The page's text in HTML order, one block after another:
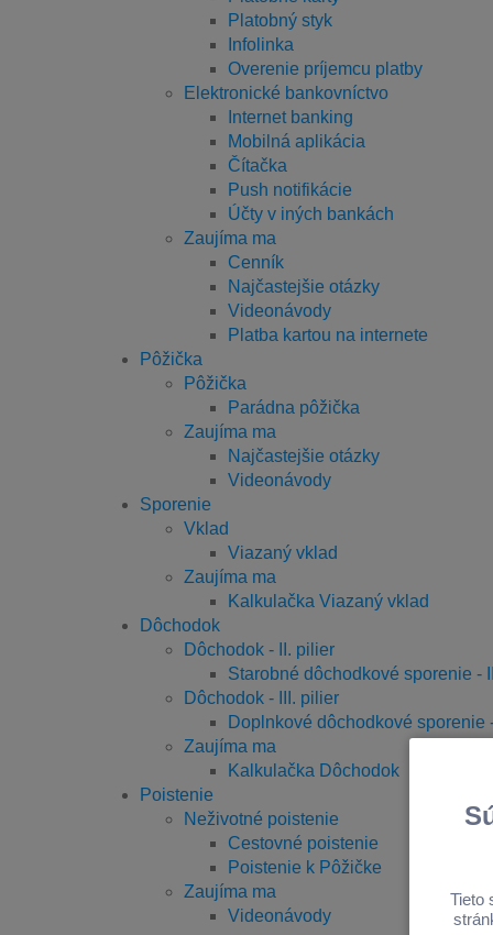
Platobný styk
Infolinka
Overenie príjemcu platby
Elektronické bankovníctvo
Internet banking
Mobilná aplikácia
Čítačka
Push notifikácie
Účty v iných bankách
Zaujíma ma
Cenník
Najčastejšie otázky
Videonávody
Platba kartou na internete
Pôžička
Pôžička
Parádna pôžička
Zaujíma ma
Najčastejšie otázky
Videonávody
Sporenie
Vklad
Viazaný vklad
Zaujíma ma
Kalkulačka Viazaný vklad
Dôchodok
Dôchodok - II. pilier
Starobné dôchodkové sporenie -
Dôchodok - III. pilier
Doplnkové dôchodkové sporenie
Zaujíma ma
Kalkulačka Dôchodok
Poistenie
Neživotné poistenie
Cestovné poistenie
Poistenie k Pôžičke
Zaujíma ma
Videonávody